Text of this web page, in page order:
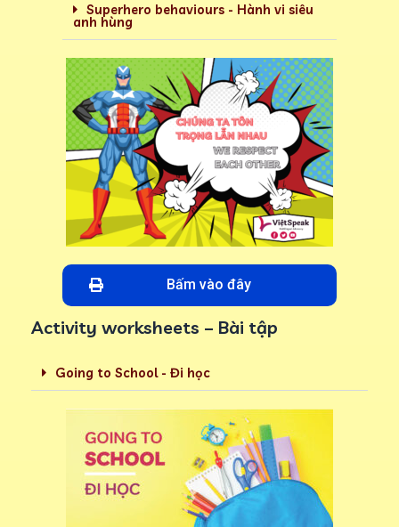
Superhero behaviours - Hành vi siêu
anh hùng
Bấm vào đây
Activity worksheets – Bài tập
Going to School - Đi học